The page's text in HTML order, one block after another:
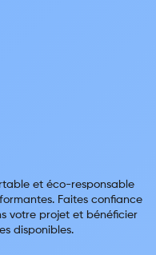
et éco-responsable
Faites confiance
votre projet et bénéficier
disponibles.